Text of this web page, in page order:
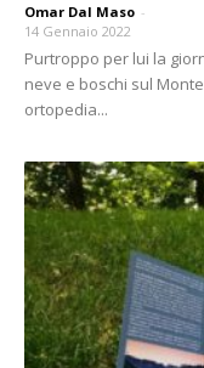
Omar Dal Maso -
14 Gennaio 2022
Purtroppo per lui la
neve e boschi sul
ortopedia...